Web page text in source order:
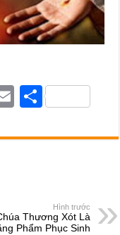
E
ail
S
ar
Hình trước
Thương Xót Là
Phẩm Phục Sinh